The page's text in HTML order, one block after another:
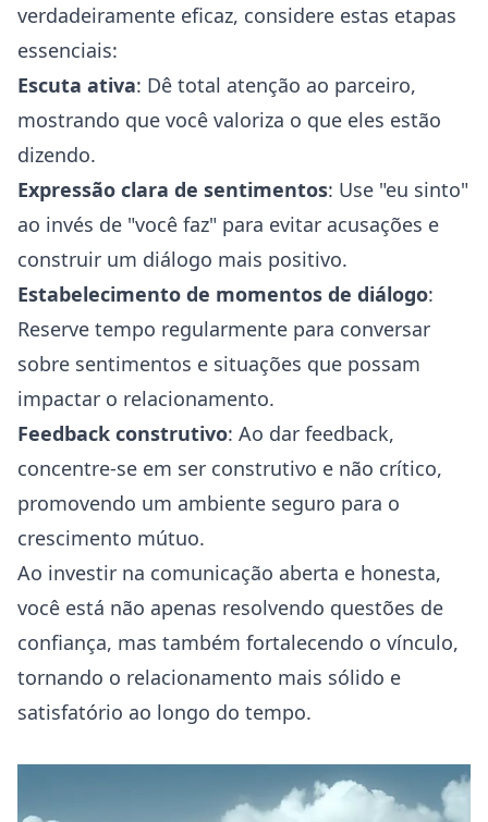
verdadeiramente eficaz, considere estas etapas
essenciais:
Escuta ativa: Dê total atenção ao parceiro,
mostrando que você valoriza o que eles estão
dizendo.
Expressão clara de sentimentos: Use "eu sinto"
ao invés de "você faz" para evitar acusações e
construir um diálogo mais positivo.
Estabelecimento de momentos de diálogo:
Reserve tempo regularmente para conversar
sobre sentimentos e situações que possam
impactar o relacionamento.
Feedback construtivo: Ao dar feedback,
concentre-se em ser construtivo e não crítico,
promovendo um ambiente seguro para o
crescimento mútuo.
Ao investir na comunicação aberta e honesta,
você está não apenas resolvendo questões de
confiança, mas também fortalecendo o vínculo,
tornando o relacionamento mais sólido e
satisfatório ao longo do tempo.